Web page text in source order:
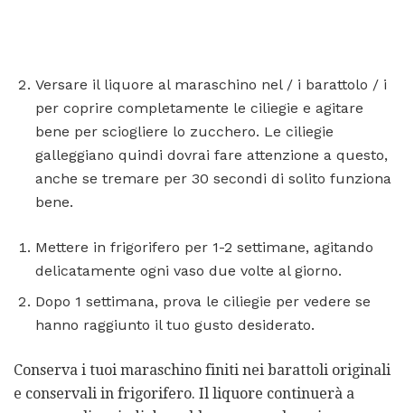
Versare il liquore al maraschino nel / i barattolo / i
per coprire completamente le ciliegie e agitare
bene per sciogliere lo zucchero. Le ciliegie
galleggiano quindi dovrai fare attenzione a questo,
anche se tremare per 30 secondi di solito funziona
bene.
Mettere in frigorifero per 1-2 settimane, agitando
delicatamente ogni vaso due volte al giorno.
Dopo 1 settimana, prova le ciliegie per vedere se
hanno raggiunto il tuo gusto desiderato.
Conserva i tuoi maraschino finiti nei barattoli originali
e conservali in frigorifero. Il liquore continuerà a